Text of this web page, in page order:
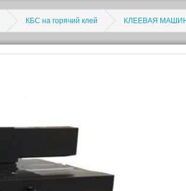
КБС на горячий клей КЛЕЕВАЯ